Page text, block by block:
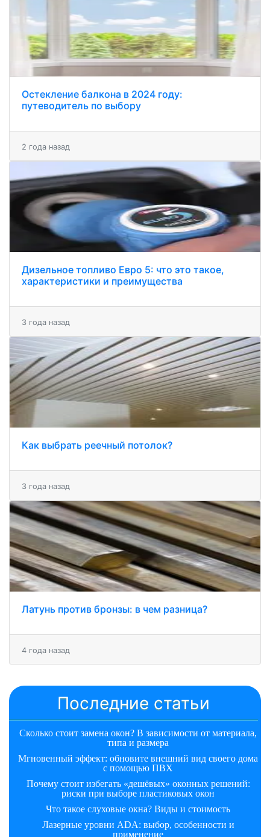
Остекление балкона в 2024 году:
путеводитель по выбору
2 года назад
Дизельное топливо Евро 5: что это такое,
характеристики и преимущества
3 года назад
Как выбрать реечный потолок?
3 года назад
Латунь против бронзы: в чем разница?
4 года назад
Последние статьи
Сколько стоит замена окон? В зависимости от материала,
типа и размера
Мгновенный эффект: обновите внешний вид своего дома
с помощью ПВХ
Почему стоит избегать «дешёвых» оконных решений:
риски при выборе пластиковых окон
Что такое слуховые окна? Виды и стоимость
Лазерные уровни ADA: выбор, особенности и
применение